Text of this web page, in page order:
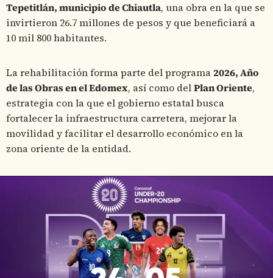
Tepetitlán, municipio de Chiautla, una obra en la que se
invirtieron 26.7 millones de pesos y que beneficiará a
10 mil 800 habitantes.
La rehabilitación forma parte del programa2026, Año
de las Obras en el Edomex, así como delPlan Oriente,
estrategia con la que el gobierno estatal busca
fortalecer la infraestructura carretera, mejorar la
movilidad y facilitar el desarrollo económico en la
zona oriente de la entidad.